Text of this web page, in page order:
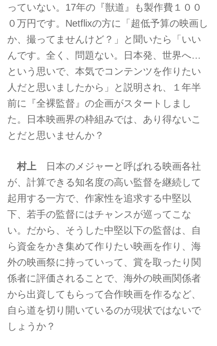
っていない。17年の『獣道』も製作費１００
０万円です。Netflixの方に「超低予算の映画し
か、撮ってませんけど？」と聞いたら「いい
んです。全く、問題ない。日本発、世界へ…
という思いで、本気でコンテンツを作りたい
人だと思いましたから」と説明され、１年半
前に『全裸監督』の企画がスタートしまし
た。日本映画界の枠組みでは、あり得ないこ
とだと思いませんか？
村上 日本のメジャーと呼ばれる映画各社
が、計算できる知名度の高い監督を継続して
起用する一方で、作家性を追求する中堅以
下、若手の監督にはチャンスが巡ってこな
い。だから、そうした中堅以下の監督は、自
ら資金をかき集めて作りたい映画を作り、海
外の映画祭に持っていって、賞を取ったり関
係者に評価されることで、海外の映画関係者
から出資してもらって合作映画を作るなど、
自ら道を切り開いているのが現状ではないで
しょうか？